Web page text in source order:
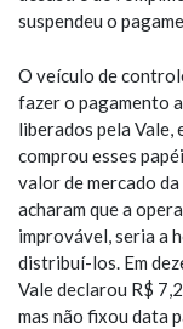
suspendeu o
O veículo de
fazer o pagamento
liberados pela Vale,
comprou esses
valor de mercado
acharam que a
improvável, seria a
distribuí-los. Em
Vale declarou R$
mas não fixou data